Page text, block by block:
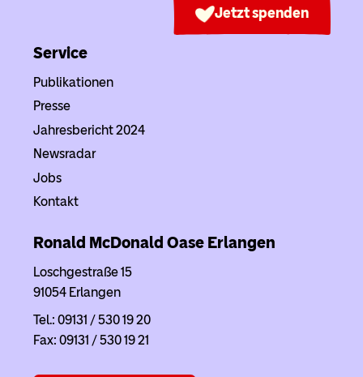
Jetzt spenden
Service
Publikationen
Presse
Jahresbericht 2024
Newsradar
Jobs
Kontakt
Ronald McDonald Oase Erlangen
Loschgestraße 15
91054 Erlangen
Tel.: 09131 / 530 19 20
Fax: 09131 / 530 19 21